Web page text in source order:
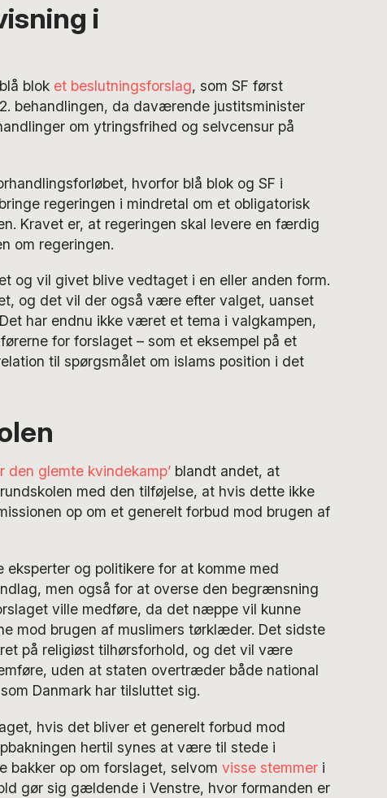
i
blok et beslutningsforslag, som SF først
behandlingen, da daværende justitsminister
om ytringsfrihed og selvcensur på
hvorfor blå blok og SF i
regeringen i mindretal om et obligatorisk
Kravet er, at regeringen skal levere en færdig
om regeringen.
og vil givet blive vedtaget i en eller anden form.
og det vil der også være efter valget, uanset
har endnu ikke været et tema i valgkampen,
for forslaget – som et eksempel på et
til spørgsmålet om islams position i det
den glemte kvindekamp’blandt andet, at
med den tilføjelse, at hvis dette ikke
op om et generelt forbud mod brugen af
eksperter og politikere for at komme med
men også for at overse den begrænsning
ville medføre, da det næppe vil kunne
mod brugen af muslimers tørklæder. Det sidste
på religiøst tilhørsforhold, og det vil være
uden at staten overtræder både national
Danmark har tilsluttet sig.
hvis det bliver et generelt forbud mod
hertil synes at være til stede i
bakker op om forslaget, selvom visse stemmeri
gør sig gældende i Venstre, hvor formanden er